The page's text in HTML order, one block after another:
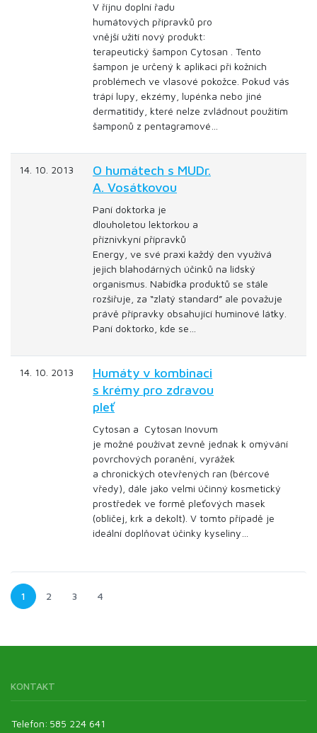
V říjnu doplní řadu
humátových přípravků pro
vnější užití nový produkt:
terapeutický šampon Cytosan . Tento
šampon je určený k aplikaci při kožních
problémech ve vlasové pokožce. Pokud vás
trápí lupy, ekzémy, lupénka nebo jiné
dermatitidy, které nelze zvládnout použitím
šamponů z pentagramové…
14. 10. 2013
O humátech s MUDr.
A. Vosátkovou
Paní doktorka je
dlouholetou lektorkou a
příznivkyní přípravků
Energy, ve své praxi každý den využívá
jejich blahodárných účinků na lidský
organismus. Nabídka produktů se stále
rozšiřuje, za “zlatý standard” ale považuje
právě přípravky obsahující huminové látky.
Paní doktorko, kde se…
14. 10. 2013
Humáty v kombinaci
s krémy pro zdravou
pleť
Cytosan a Cytosan Inovum
je možné používat zevně jednak k omývání
povrchových poranění, vyrážek
a chronických otevřených ran (bércové
vředy), dále jako velmi účinný kosmetický
prostředek ve formě pleťových masek
(obličej, krk a dekolt). V tomto případě je
ideální doplňovat účinky kyseliny…
1 2 3 4
KONTAKT
Telefon: 585 224 641